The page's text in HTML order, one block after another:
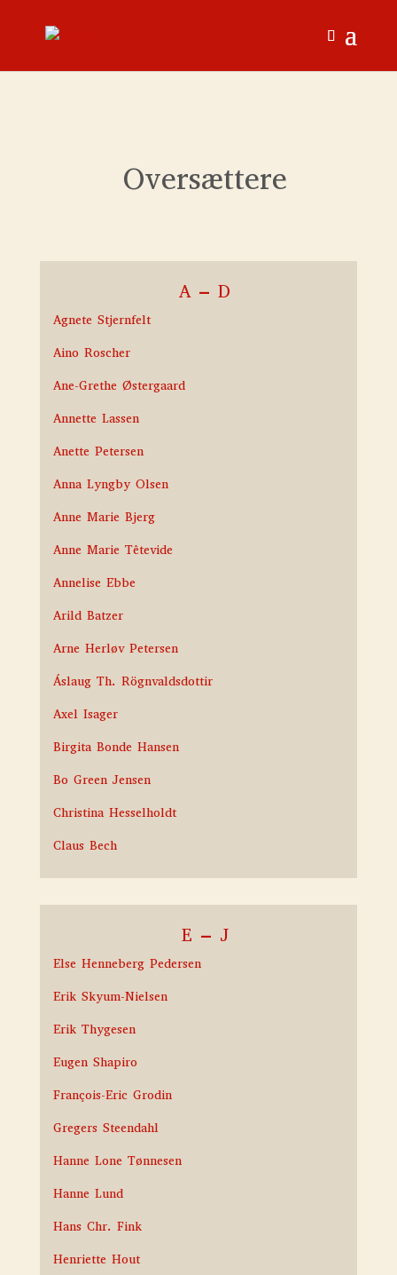
Oversættere
A – D
Agnete Stjernfelt
Aino Roscher
Ane-Grethe Østergaard
Annette Lassen
Anette Petersen
Anna Lyngby Olsen
Anne Marie Bjerg
Anne Marie Têtevide
Annelise Ebbe
Arild Batzer
Arne Herløv Petersen
Áslaug Th. Rögnvaldsdottir
Axel Isager
Birgita Bonde Hansen
Bo Green Jensen
Christina Hesselholdt
Claus Bech
E – J
Else Henneberg Pedersen
Erik Skyum-Nielsen
Erik Thygesen
Eugen Shapiro
François-Eric Grodin
Gregers Steendahl
Hanne Lone Tønnesen
Hanne Lund
Hans Chr. Fink
Henriette Hout